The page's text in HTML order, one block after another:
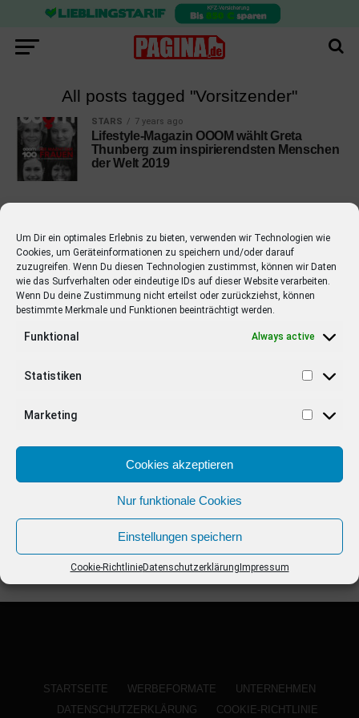
Um Dir ein optimales Erlebnis zu bieten, verwenden wir Technologien wie
Cookies, um Geräteinformationen zu speichern und/oder darauf
zuzugreifen. Wenn Du diesen Technologien zustimmst, können wir Daten
wie das Surfverhalten oder eindeutige IDs auf dieser Website verarbeiten.
Wenn Du deine Zustimmung nicht erteilst oder zurückziehst, können
bestimmte Merkmale und Funktionen beeinträchtigt werden.
Funktional Always active
Statistiken
Marketing
Cookies akzeptieren
Nur funktionale Cookies
Einstellungen speichern
Cookie-RichtlinieDatenschutzerklärung Impressum
All posts tagged "Vorsitzender"
STARS 7 years ago
Lifestyle-Magazin OOOM wählt Greta
Thunberg zum inspirierendsten Menschen
der Welt 2019
EMPFOHLEN
STARS 4 years ago
Barbara Schöneberger Moderatorin
von “Verstehen Sie Spaß?”
STARTSEITE WERBEFORMATE
UNTERNEHMEN
DATENSCHUTZERKLÄRUNG
COOKIE-RICHTLINIE